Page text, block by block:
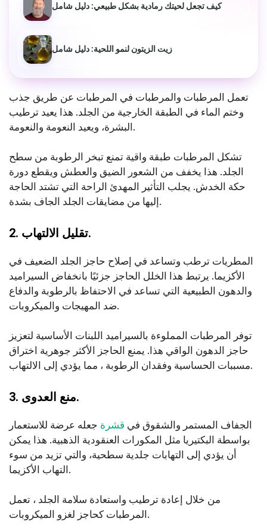
كيف تجعل لحيتك رمادية بشكل طبيعي: دليل شامل
زيت الزيتون لنمو اللحية: دليل شامل
تعمل المرطبات والمرطبات في المرطبات عن طريق جذب
وختم الماء في الطبقة الخارجية من الجلد. هذا يعيد ترطيب
البشرة، ويعيد النعومة والنعومة.
تشكل المرطبات طبقة واقية تمنع تبخر الرطوبة من سطح
الجلد. هذا يخفف من الشعور الضيق والعطش ويقطع دورة
حكة الخدش. يجلب التأثير المهدئ الراحة التي تشتد الحاجة
إليها من مضايقات الجلد الجاف بشدة.
2. تقليل الالتهاب.
المطريات ترطب وتساعد في إصلاح حاجز الجلد الضعيف في
الأكزيما. يرتبط هذا الخلل الحاجز جزئيًا بانخفاض السيراميد
والدهون الطبيعية التي تساعد في الاحتفاظ بالرطوبة والدفاع
ضد المهيجات والميكروبات.
توفر المرطبات المملوءة بالسيراميد اللبنات الأساسية لتعزيز
حاجز الدهون الواقي هذا. يمنع الحاجز الأكثر جوهرية اختراق
مسببات الحساسية وفقدان الرطوبة ، مما يؤدي إلى الالتهاب.
3. منع العدوى.
الجفاف المستمر والشقوق في قشرة جعله عرضة للاستعمار
بواسطة البكتيريا مثل المكورات العنقودية الذهبية. هذا يمكن
أن يؤدي إلى التهابات جلدية سطحية، والتي تزيد من سوء
التهاب الأكزيما.
من خلال إعادة ترطيب واستعادة سلامة الجلد ، تعمل
المرطبات كحاجز لغزو الميكروبات.